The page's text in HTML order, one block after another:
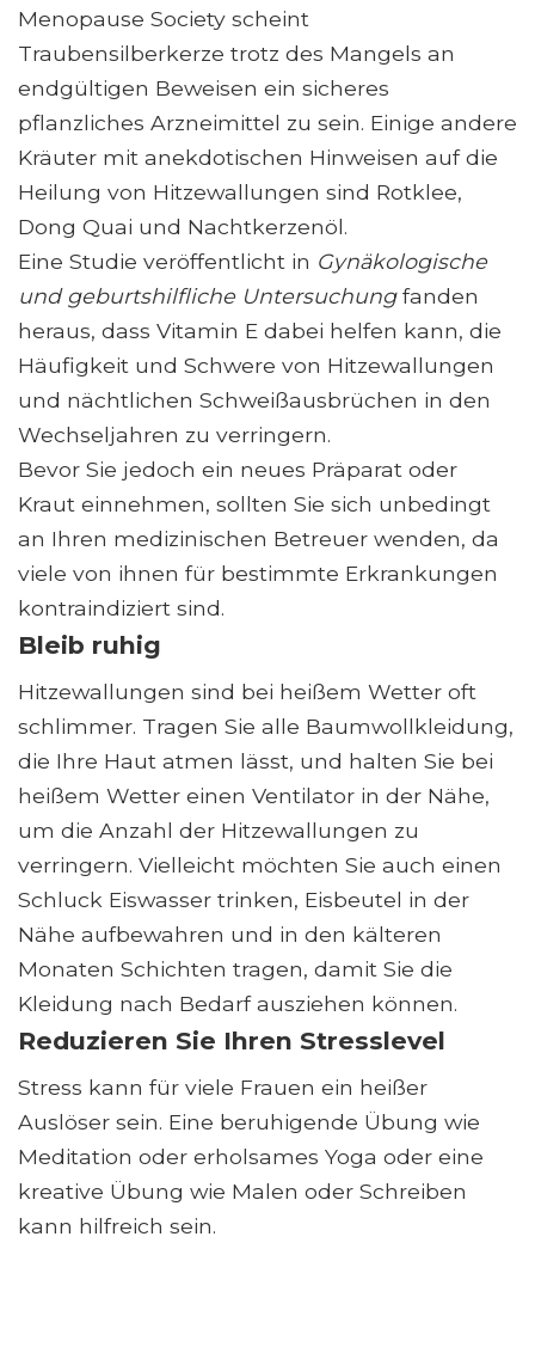
Menopause Society scheint
Traubensilberkerze trotz des Mangels an
endgültigen Beweisen ein sicheres
pflanzliches Arzneimittel zu sein. Einige andere
Kräuter mit anekdotischen Hinweisen auf die
Heilung von Hitzewallungen sind Rotklee,
Dong Quai und Nachtkerzenöl.
Eine Studie veröffentlicht in Gynäkologische
und geburtshilfliche Untersuchungfanden
heraus, dass Vitamin E dabei helfen kann, die
Häufigkeit und Schwere von Hitzewallungen
und nächtlichen Schweißausbrüchen in den
Wechseljahren zu verringern.
Bevor Sie jedoch ein neues Präparat oder
Kraut einnehmen, sollten Sie sich unbedingt
an Ihren medizinischen Betreuer wenden, da
viele von ihnen für bestimmte Erkrankungen
kontraindiziert sind.
Bleib ruhig
Hitzewallungen sind bei heißem Wetter oft
schlimmer. Tragen Sie alle Baumwollkleidung,
die Ihre Haut atmen lässt, und halten Sie bei
heißem Wetter einen Ventilator in der Nähe,
um die Anzahl der Hitzewallungen zu
verringern. Vielleicht möchten Sie auch einen
Schluck Eiswasser trinken, Eisbeutel in der
Nähe aufbewahren und in den kälteren
Monaten Schichten tragen, damit Sie die
Kleidung nach Bedarf ausziehen können.
Reduzieren Sie Ihren Stresslevel
Stress kann für viele Frauen ein heißer
Auslöser sein. Eine beruhigende Übung wie
Meditation oder erholsames Yoga oder eine
kreative Übung wie Malen oder Schreiben
kann hilfreich sein.